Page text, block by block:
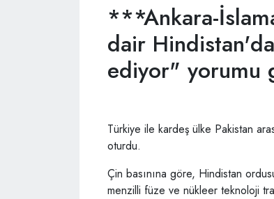
***Ankara-
dair
ediyor" yorumu
Türkiye ile kardeş ülke Pakistan
oturdu.
Çin basınına göre, Hindistan
menzilli füze ve nükleer teknoloji